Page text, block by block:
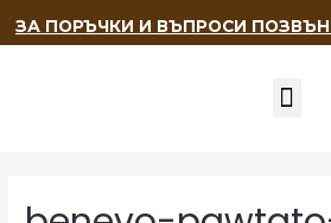
ЗА ПОРЪЧКИ И ВЪПРОСИ